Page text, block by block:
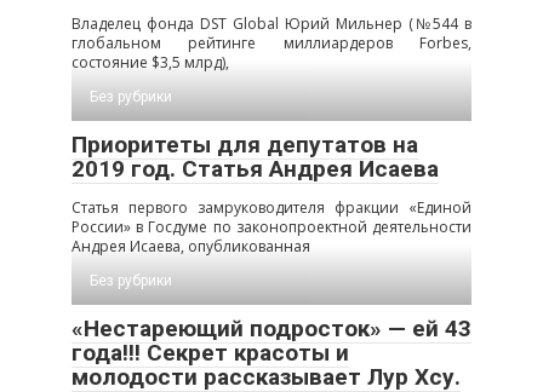
Владелец фонда DST Global Юрий Мильнер (№544 в
глобальном рейтинге миллиардеров Forbes,
состояние $3,5 млрд),
Без рубрики
Приоритеты для депутатов на
2019 год. Статья Андрея Исаева
Статья первого замруководителя фракции «Единой
России» в Госдуме по законопроектной деятельности
Андрея Исаева, опубликованная
Без рубрики
«Нестареющий подросток» — ей 43
года!!! Секрет красоты и
молодости рассказывает Лур Хсу.